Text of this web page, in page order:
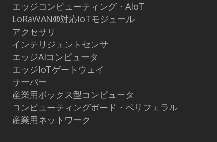
エッジコンピューティング・AIoT
LoRaWAN®対応IoTモジュール
アクセサリ
インテリジェントセンサ
エッジAIコンピュータ
エッジIoTゲートウェイ
サーバー
産業用ボックス型コンピュータ
コンピューティングボード・ペリフェラル
産業用ネットワーク